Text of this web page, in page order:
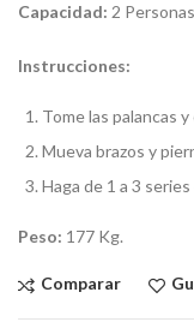
Capacidad: 2
Instrucciones:
Tome las palancas
Mueva brazos y
Haga de 1 a 3
Peso: 177 Kg.
Comparar